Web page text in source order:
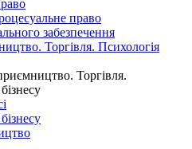
право
забезпечення
Торгівля. Психологія
Торгівля.